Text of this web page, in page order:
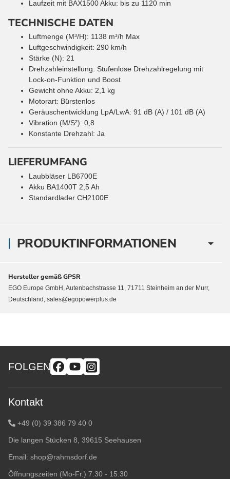
PRODUKTINFORMATIONEN
Laufzeit mit BAX1500 Akku: bis zu 1120 min
TECHNISCHE DATEN
Luftmenge (M³/H): 1138 m³/h Max
Luftgeschwindigkeit: 290 km/h
Stärke (N): 21
Drehzahleinstellung: Stufenlose Drehzahlregelung mit
Lock-on-Funktion und Boost
Gewicht ohne Akku: 2,1 kg
Motorart: Bürstenlos
Geräuschentwicklung LpA/LwA: 91 dB (A) / 101 dB (A)
Vibration (M/S²): 0,8
Konstante Drehzahl: Ja
LIEFERUMFANG
Laubbläser LB6700E
Akku BA1400T 2,5 Ah
Standardlader CH2100E
Hersteller gemäß GPSR
EGO Europe GmbH, Autenbachstrasse 11, 71711 Steinheim an der Murr,
Deutschland, sales@egopowerplus.de
FOLGEN
Kontakt
+49 (0) 39 386 79 40 0
Die langen Stücken 8, 39615 Seehausen
Email: shop@rahmsdorf.de
Öffnungszeiten (Mo-Fr.) 7:30 - 15:30